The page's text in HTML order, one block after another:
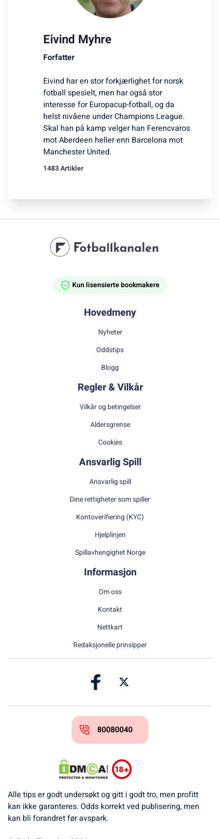
Eivind Myhre
Forfatter
Eivind har en stor forkjærlighet for norsk
fotball spesielt, men har også stor
interesse for Europacup-fotball, og da
helst nivåene under Champions League.
Skal han på kamp velger han Ferencvaros
mot Aberdeen heller enn Barcelona mot
Manchester United.
1483 Artikler
Kun lisensierte bookmakere
Hovedmeny
Nyheter
Oddstips
Blogg
Regler & Vilkår
Vilkår og betingelser
Aldersgrense
Cookies
Ansvarlig Spill
Ansvarlig spill
Dine rettigheter som spiller
Kontoverifiering (KYC)
Hjelplinjen
Spillavhengighet Norge
Informasjon
Om oss
Kontakt
Nettkart
Redaksjonelle prinsipper
80080040
Alle tips er godt undersøkt og gitt i godt tro, men profitt
kan ikke garanteres. Odds korrekt ved publisering, men
kan bli forandret før avspark.